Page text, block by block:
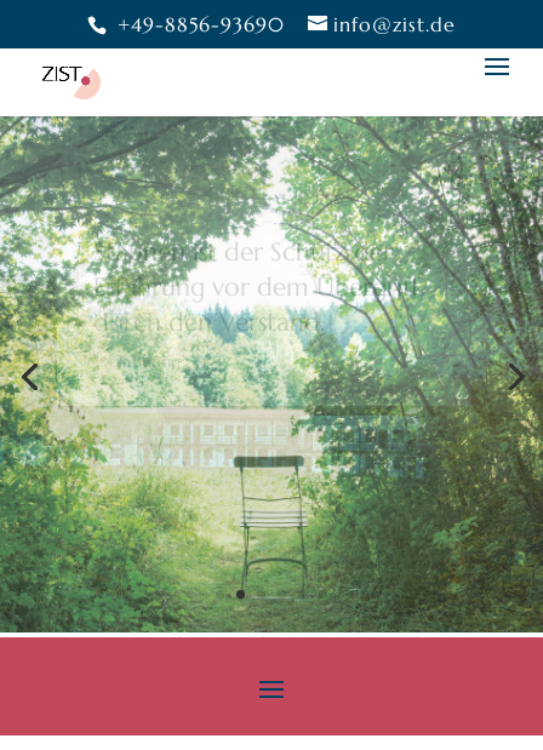
+49-8856-93690 info@zist.de
Bewusstheit gibt uns die
Freiheit,eine Wahl zu treffen.
Moshé Feldenkrais